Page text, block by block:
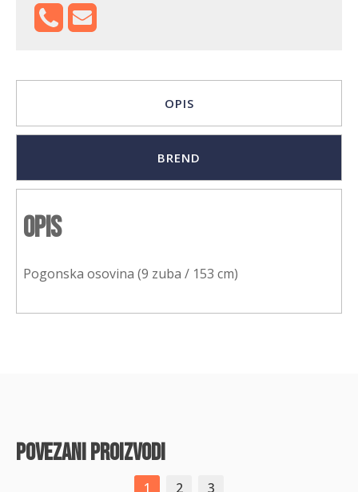
OPIS
BREND
Opis
Pogonska osovina (9 zuba / 153 cm)
povezani proizvodi
1 2
3